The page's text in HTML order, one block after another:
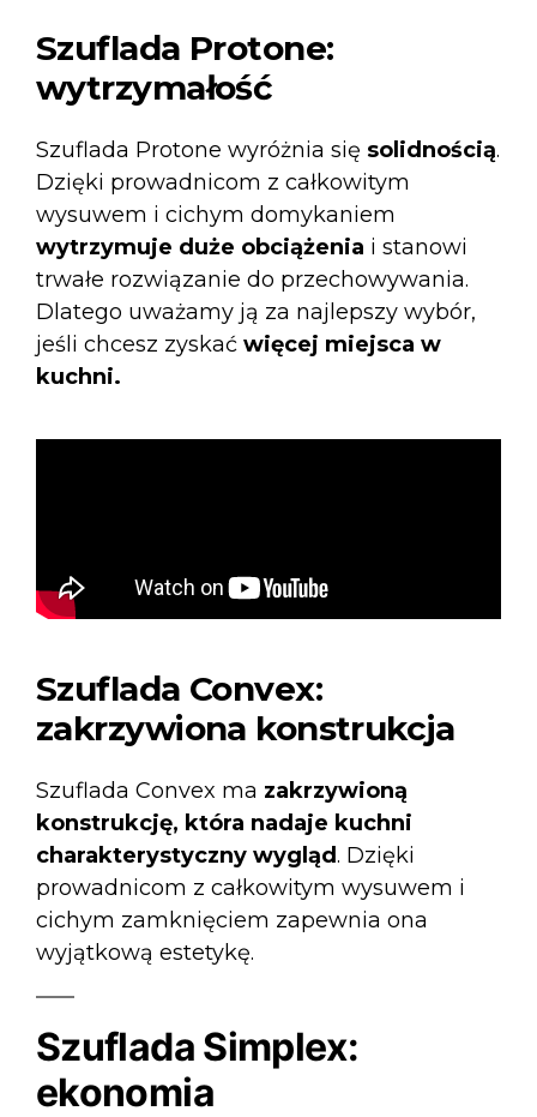
Szuflada Protone:
wytrzymałość
Szuflada Protone wyróżnia się solidnością.
Dzięki prowadnicom z całkowitym
wysuwem i cichym domykaniem
wytrzymuje duże obciążenia i stanowi
trwałe rozwiązanie do przechowywania.
Dlatego uważamy ją za najlepszy wybór,
jeśli chcesz zyskać więcej miejsca w
kuchni.
Szuflada Convex:
zakrzywiona konstrukcja
Szuflada Convex ma zakrzywioną
konstrukcję, która nadaje kuchni
charakterystyczny wygląd. Dzięki
prowadnicom z całkowitym wysuwem i
cichym zamknięciem zapewnia ona
wyjątkową estetykę.
Szuflada Simplex:
ekonomia